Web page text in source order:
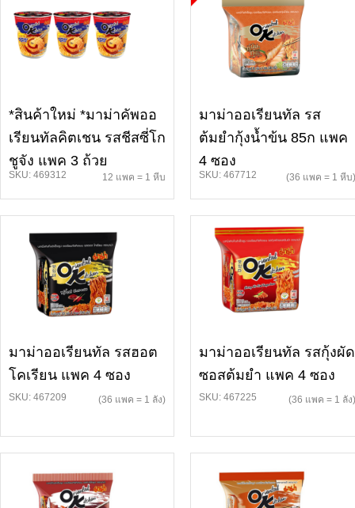
*สินค้าใหม่ *มาม่าคัพออ
เรียนทัลคิตเชน รสชีสซี่โก
ชูจัง แพค 3 ถ้วย
SKU: 469312 12 แพค = 1 หีบ
มาม่าออเรียนทัล รส
ต้มยำกุ้งน้ำข้น 85ก แพค
4 ซอง
SKU: 467712 (36 แพค = 1 หีบ)
มาม่าออเรียนทัล รสฮอต
โคเรียน แพค 4 ซอง
SKU: 467209 (36 แพค = 1 ลัง)
มาม่าออเรียนทัล รสกุ้งผัด
ซอสต้มยำ แพค 4 ซอง
SKU: 467225 (36 แพค = 1 ลัง)